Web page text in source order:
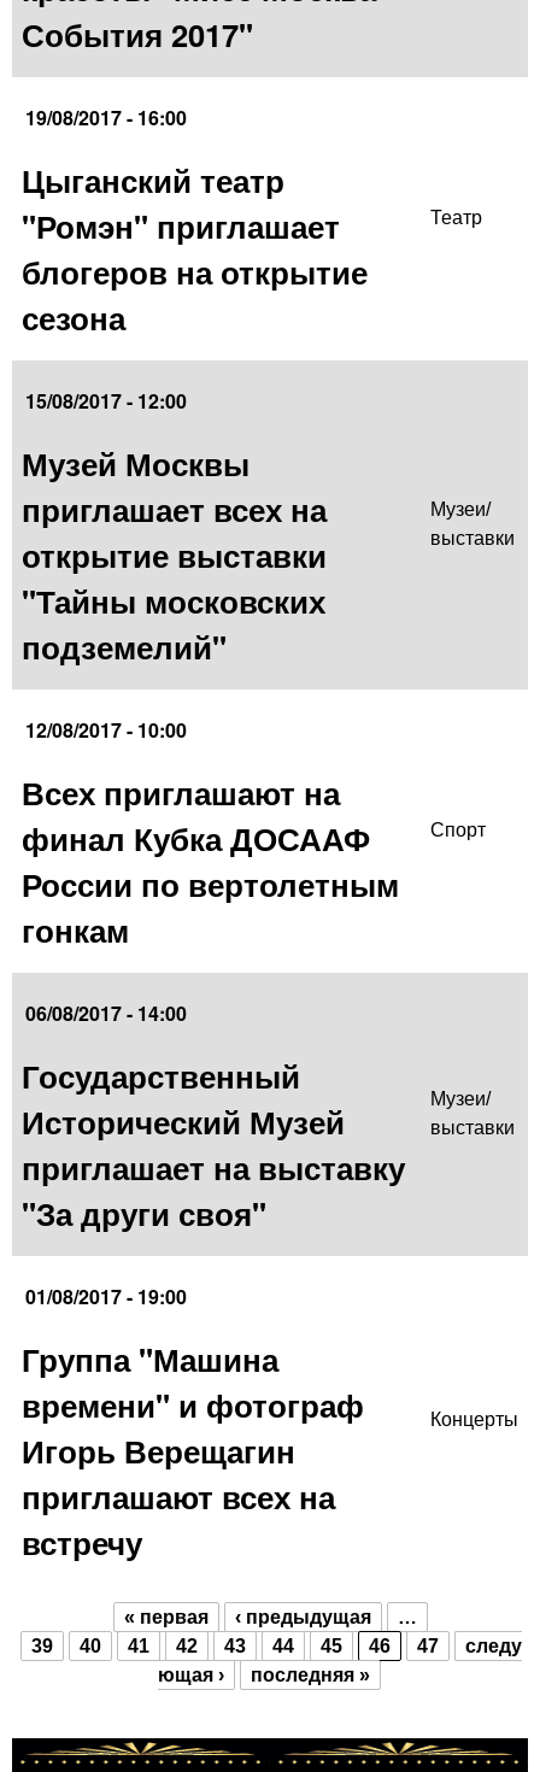
События 2017"
19/08/2017 - 16:00
Цыганский театр
"Ромэн" приглашает
блогеров на открытие
сезона
Театр
15/08/2017 - 12:00
Музей Москвы
приглашает всех на
открытие выставки
"Тайны московских
подземелий"
Музеи/
выставки
12/08/2017 - 10:00
Всех приглашают на
финал Кубка ДОСААФ
России по вертолетным
гонкам
Спорт
06/08/2017 - 14:00
Государственный
Исторический Музей
приглашает на выставку
"За други своя"
Музеи/
выставки
01/08/2017 - 19:00
Группа "Машина
времени" и фотограф
Игорь Верещагин
приглашают всех на
встречу
Концерты
Страницы
« первая ‹ предыдущая
…
39
40 41 42 43 44 45 46 47
следу
ющая ›
последняя »